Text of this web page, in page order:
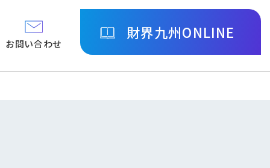
お問い合わせ
財界九州ONLINE